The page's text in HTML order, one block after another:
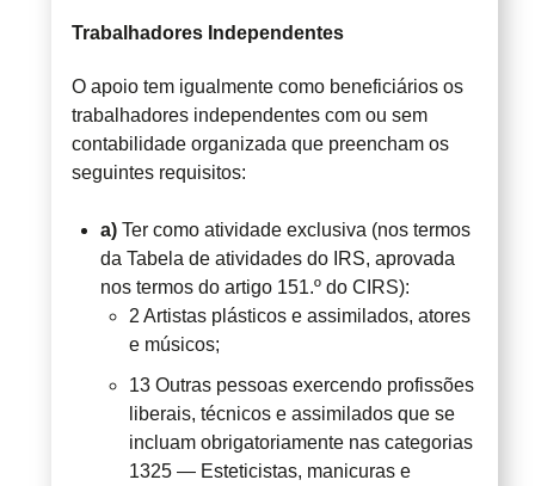
Trabalhadores Independentes
O apoio tem igualmente como beneficiários os
trabalhadores independentes com ou sem
contabilidade organizada que preencham os
seguintes requisitos:
a) Ter como atividade exclusiva (nos termos
da Tabela de atividades do IRS, aprovada
nos termos do artigo 151.º do CIRS):
2 Artistas plásticos e assimilados, atores
e músicos;
13 Outras pessoas exercendo profissões
liberais, técnicos e assimilados que se
incluam obrigatoriamente nas categorias
1325 — Esteticistas, manicuras e